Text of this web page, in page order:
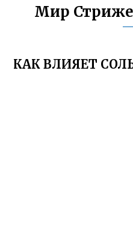
Мир
КАК ВЛИЯЕТ